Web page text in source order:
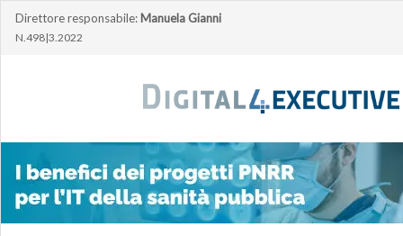
Direttore responsabile: Manuela Gianni
N.498|3.2022